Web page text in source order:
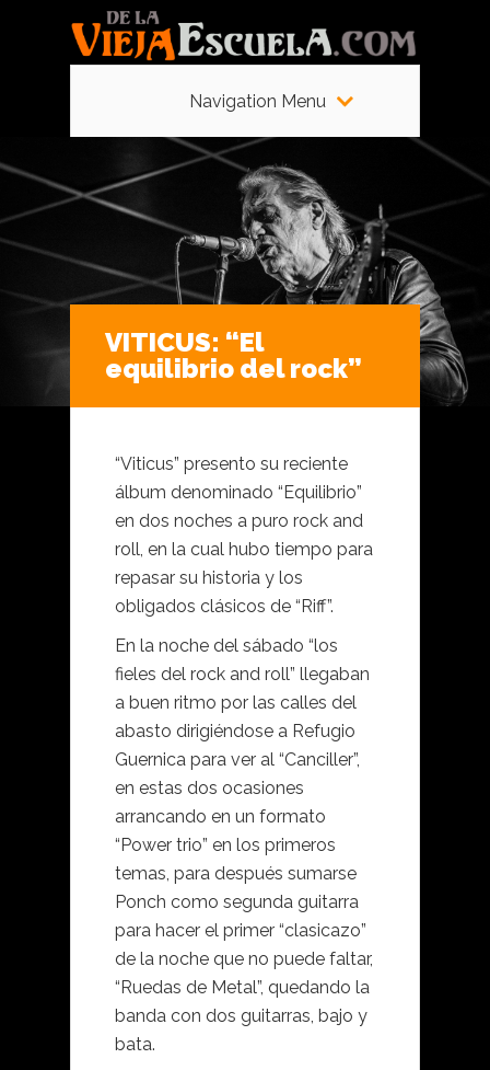
Navigation Menu
VITICUS: “El
equilibrio del rock”
“Viticus” presento su reciente
álbum denominado “Equilibrio”
en dos noches a puro rock and
roll, en la cual hubo tiempo para
repasar su historia y los
obligados clásicos de “Riff”.
En la noche del sábado “los
fieles del rock and roll” llegaban
a buen ritmo por las calles del
abasto dirigiéndose a Refugio
Guernica para ver al “Canciller”,
en estas dos ocasiones
arrancando en un formato
“Power trio” en los primeros
temas, para después sumarse
Ponch como segunda guitarra
para hacer el primer “clasicazo”
de la noche que no puede faltar,
“Ruedas de Metal”, quedando la
banda con dos guitarras, bajo y
bata.